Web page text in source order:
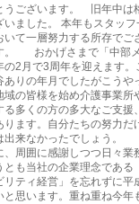
うございます。 旧年中は
ました。 本年もスタッフ
いて一層努力する所存でご
。 おかげさまで「中部
2月で3周年を迎えます。
りの年月でしたがこうや
域の皆様を始め介護事業所
る多くの方の多大なご支援
ます。自分たちの努力だ
出来なかったでしょう。
周囲に感謝しつつ日々業
とも当社の企業理念である
ティ経営」を忘れずに平
思います。重ね重ね今年